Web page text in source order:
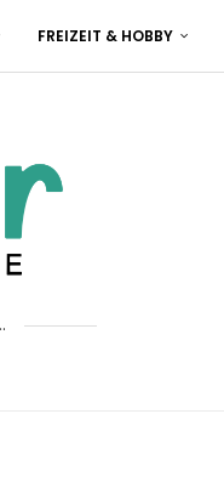
FREIZEIT & HOBBY